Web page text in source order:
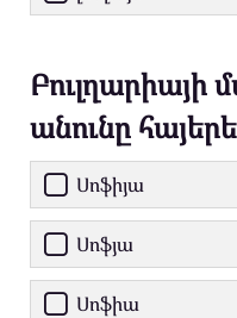
Բուլղարիայի
անունը
Սոֆիյա
Սոֆյա
Սոֆիա